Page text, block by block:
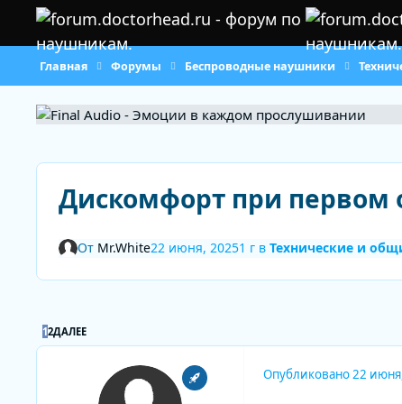
Перейти к содержанию
Главная Форумы Беспроводные наушники
Дискомфорт при первом
От Mr.White22 июня, 20251 гв Технические и
12ДАЛЕЕПОСЛЕДНЯЯ СТРАНИЦА
Опубликовано22